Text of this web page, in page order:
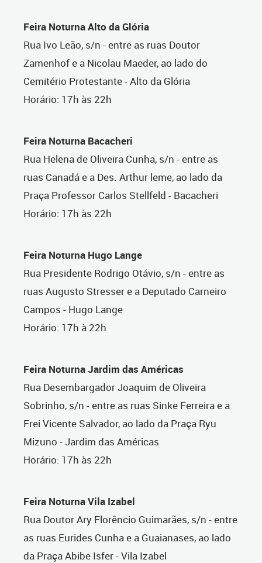
Feira Noturna Alto da Glória
Rua Ivo Leão, s/n - entre as ruas Doutor
Zamenhof e a Nicolau Maeder, ao lado do
Cemitério Protestante - Alto da Glória
Horário: 17h às 22h
Feira Noturna Bacacheri
Rua Helena de Oliveira Cunha, s/n - entre as
ruas Canadá e a Des. Arthur leme, ao lado da
Praça Professor Carlos Stellfeld - Bacacheri
Horário: 17h às 22h
Feira Noturna Hugo Lange
Rua Presidente Rodrigo Otávio, s/n - entre as
ruas Augusto Stresser e a Deputado Carneiro
Campos - Hugo Lange
Horário: 17h à 22h
Feira Noturna Jardim das Américas
Rua Desembargador Joaquim de Oliveira
Sobrinho, s/n - entre as ruas Sinke Ferreira e a
Frei Vicente Salvador, ao lado da Praça Ryu
Mizuno - Jardim das Américas
Horário: 17h às 22h
Feira Noturna Vila Izabel
Rua Doutor Ary Florêncio Guimarães, s/n - entre
as ruas Eurides Cunha e a Guaianases, ao lado
da Praça Abibe Isfer - Vila Izabel